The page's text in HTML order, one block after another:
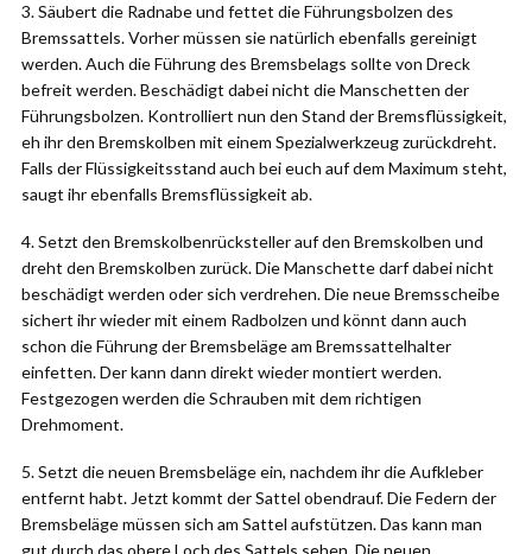
3. Säubert die Radnabe und fettet die Führungsbolzen des
Bremssattels. Vorher müssen sie natürlich ebenfalls gereinigt
werden. Auch die Führung des Bremsbelags sollte von Dreck
befreit werden. Beschädigt dabei nicht die Manschetten der
Führungsbolzen. Kontrolliert nun den Stand der Bremsflüssigkeit,
eh ihr den Bremskolben mit einem Spezialwerkzeug zurückdreht.
Falls der Flüssigkeitsstand auch bei euch auf dem Maximum steht,
saugt ihr ebenfalls Bremsflüssigkeit ab.
4. Setzt den Bremskolbenrücksteller auf den Bremskolben und
dreht den Bremskolben zurück. Die Manschette darf dabei nicht
beschädigt werden oder sich verdrehen. Die neue Bremsscheibe
sichert ihr wieder mit einem Radbolzen und könnt dann auch
schon die Führung der Bremsbeläge am Bremssattelhalter
einfetten. Der kann dann direkt wieder montiert werden.
Festgezogen werden die Schrauben mit dem richtigen
Drehmoment.
5. Setzt die neuen Bremsbeläge ein, nachdem ihr die Aufkleber
entfernt habt. Jetzt kommt der Sattel obendrauf. Die Federn der
Bremsbeläge müssen sich am Sattel aufstützen. Das kann man
gut durch das obere Loch des Sattels sehen. Die neuen